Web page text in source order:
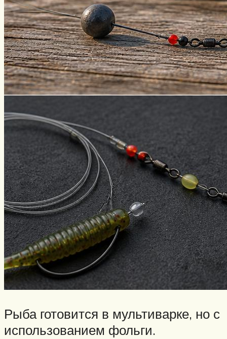
Рыба готовится в мультиварке, но с
использованием фольги.